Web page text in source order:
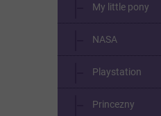
My little pony
NASA
Playstation
Princezny